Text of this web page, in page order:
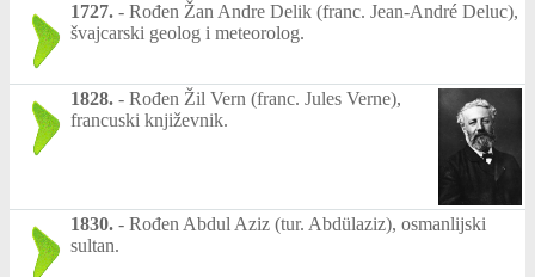
1727. - Rođen Žan Andre Delik (franc. Jean-André Deluc),
švajcarski geolog i meteorolog.
1828. - Rođen Žil Vern (franc. Jules Verne),
francuski književnik.
1830. - Rođen Abdul Aziz (tur. Abdülaziz), osmanlijski
sultan.